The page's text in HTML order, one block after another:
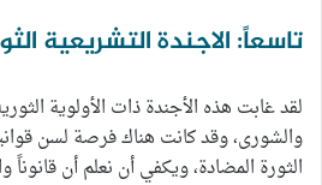
تاسعاً: الاجندة التشريعية
لقد غابت هذه الأجندة ذات الأولوية
والشورى، وقد كانت هناك فرصة لسن
الثورة المضادة، ويكفي أن نعلم أن قانوناً